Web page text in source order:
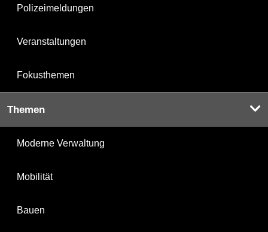
Polizeimeldungen
Veranstaltungen
Fokusthemen
Themen
Moderne Verwaltung
Mobilität
Bauen